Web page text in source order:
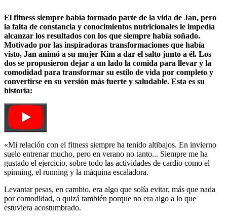
El fitness siempre había formado parte de la vida de Jan, pero
la falta de constancia y conocimientos nutricionales le impedía
alcanzar los resultados con los que siempre había soñado.
Motivado por las inspiradoras transformaciones que había
visto, Jan animó a su mujer Kim a dar el salto junto a él. Los
dos se propusieron dejar a un lado la comida para llevar y la
comodidad para transformar su estilo de vida por completo y
convertirse en su versión más fuerte y saludable. Esta es su
historia:
«Mi relación con el fitness siempre ha tenido altibajos. En invierno
suelo entrenar mucho, pero en verano no tanto... Siempre me ha
gustado el ejercicio, sobre todo las actividades de cardio como el
spinning, el running y la máquina escaladora.
Levantar pesas, en cambio, era algo que solía evitar, más que nada
por comodidad, o quizá también porque no era algo a lo que
estuviera acostumbrado.